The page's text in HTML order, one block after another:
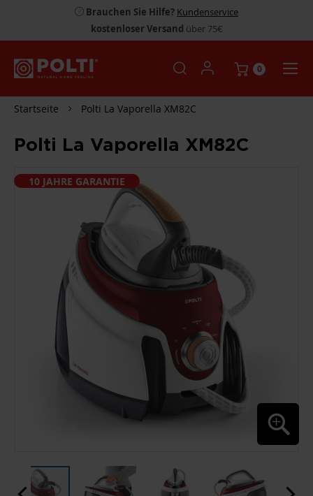
Brauchen Sie Hilfe? Kundenservice
kostenloser Versand über 75€
0
Startseite Polti La Vaporella XM82C
Polti La Vaporella XM82C
ZUM
ENDE
10 JAHRE GARANTIE